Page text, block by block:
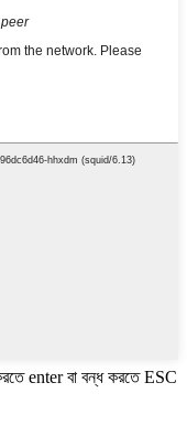
enter বা বন্ধ করতে ESC